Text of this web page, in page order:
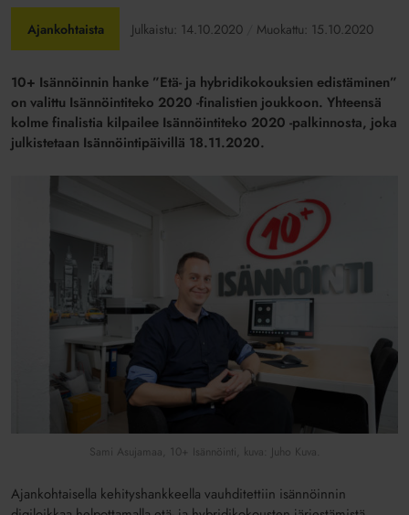
Ajankohtaista Julkaistu: 14.10.2020 Muokattu: 15.10.2020
10+ Isännöinnin hanke ”Etä- ja hybridikokouksien edistäminen”
on valittu Isännöintiteko 2020 -finalistien joukkoon. Yhteensä
kolme finalistia kilpailee Isännöintiteko 2020 -palkinnosta, joka
julkistetaan Isännöintipäivillä 18.11.2020.
Sami Asujamaa, 10+ Isännöinti, kuva: Juho Kuva.
Ajankohtaisella kehityshankkeella vauhditettiin isännöinnin